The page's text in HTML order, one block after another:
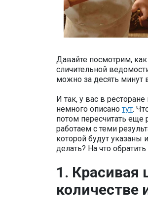
Давайте посмотрим,
сличительной
можно за десять минут
И так, у вас в
немного описано тут.
потом пересчитать еще
работаем с теми
которой будут указаны
делать? На что
1. Красивая
количестве